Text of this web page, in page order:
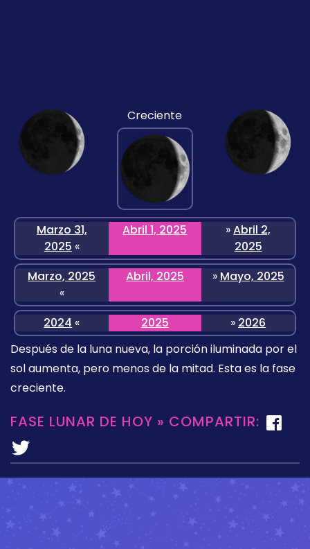
Creciente
Marzo 31,
2025 «
Abril 1, 2025 »Abril 2,
2025
Marzo, 2025
«
Abril, 2025 » Mayo, 2025
2024 « 2025 » 2026
Después de la luna nueva, la porción iluminada por el
sol aumenta, pero menos de la mitad. Esta es la fase
creciente.
FASE LUNAR DE HOY » COMPARTIR: